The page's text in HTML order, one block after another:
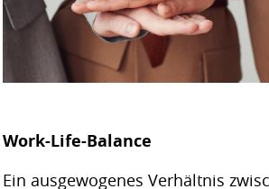
Work-Life-Balance
Ein ausgewogenes Verhältnis